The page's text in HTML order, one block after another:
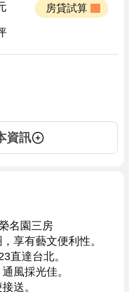
資訊
名園三房
享有藝文便利性。
直達台北。
風採光佳。
送。